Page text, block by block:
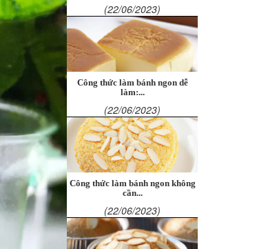
(22/06/2023)
Công thức làm bánh ngon dễ
làm:...
(22/06/2023)
Công thức làm bánh ngon không
cần...
(22/06/2023)